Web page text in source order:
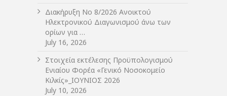
Διακήρυξη Νο 8/2026 Ανοικτού
Ηλεκτρονικού Διαγωνισμού άνω των
ορίων για …
July 16, 2026
Στοιχεία εκτέλεσης Προϋπολογισμού
Ενιαίου Φορέα «Γενικό Νοσοκομείο
Κιλκίς»_ΙΟΥΝΙΟΣ 2026
July 10, 2026